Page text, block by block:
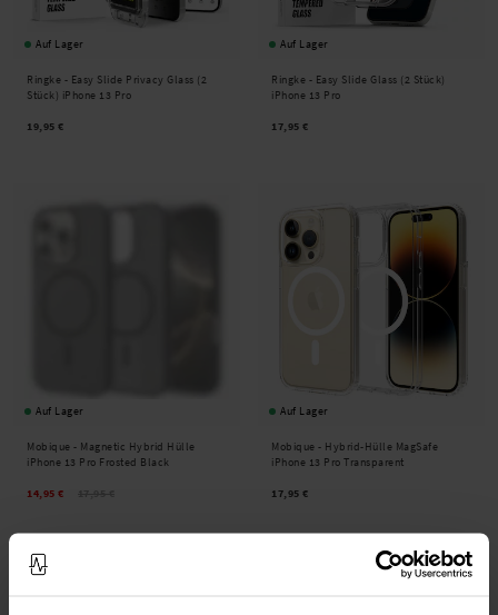
Auf Lager
Ringke - Easy Slide Privacy Glass (2
Stück) iPhone 13 Pro
19,95 €
Auf Lager
Ringke - Easy Slide Glass (2 Stück)
iPhone 13 Pro
17,95 €
Auf Lager
Mobique - Magnetic Hybrid Hülle
iPhone 13 Pro Frosted Black
14,95 €
Auf Lager
Mobique - Hybrid-Hülle MagSafe
iPhone 13 Pro Transparent
17,95 €